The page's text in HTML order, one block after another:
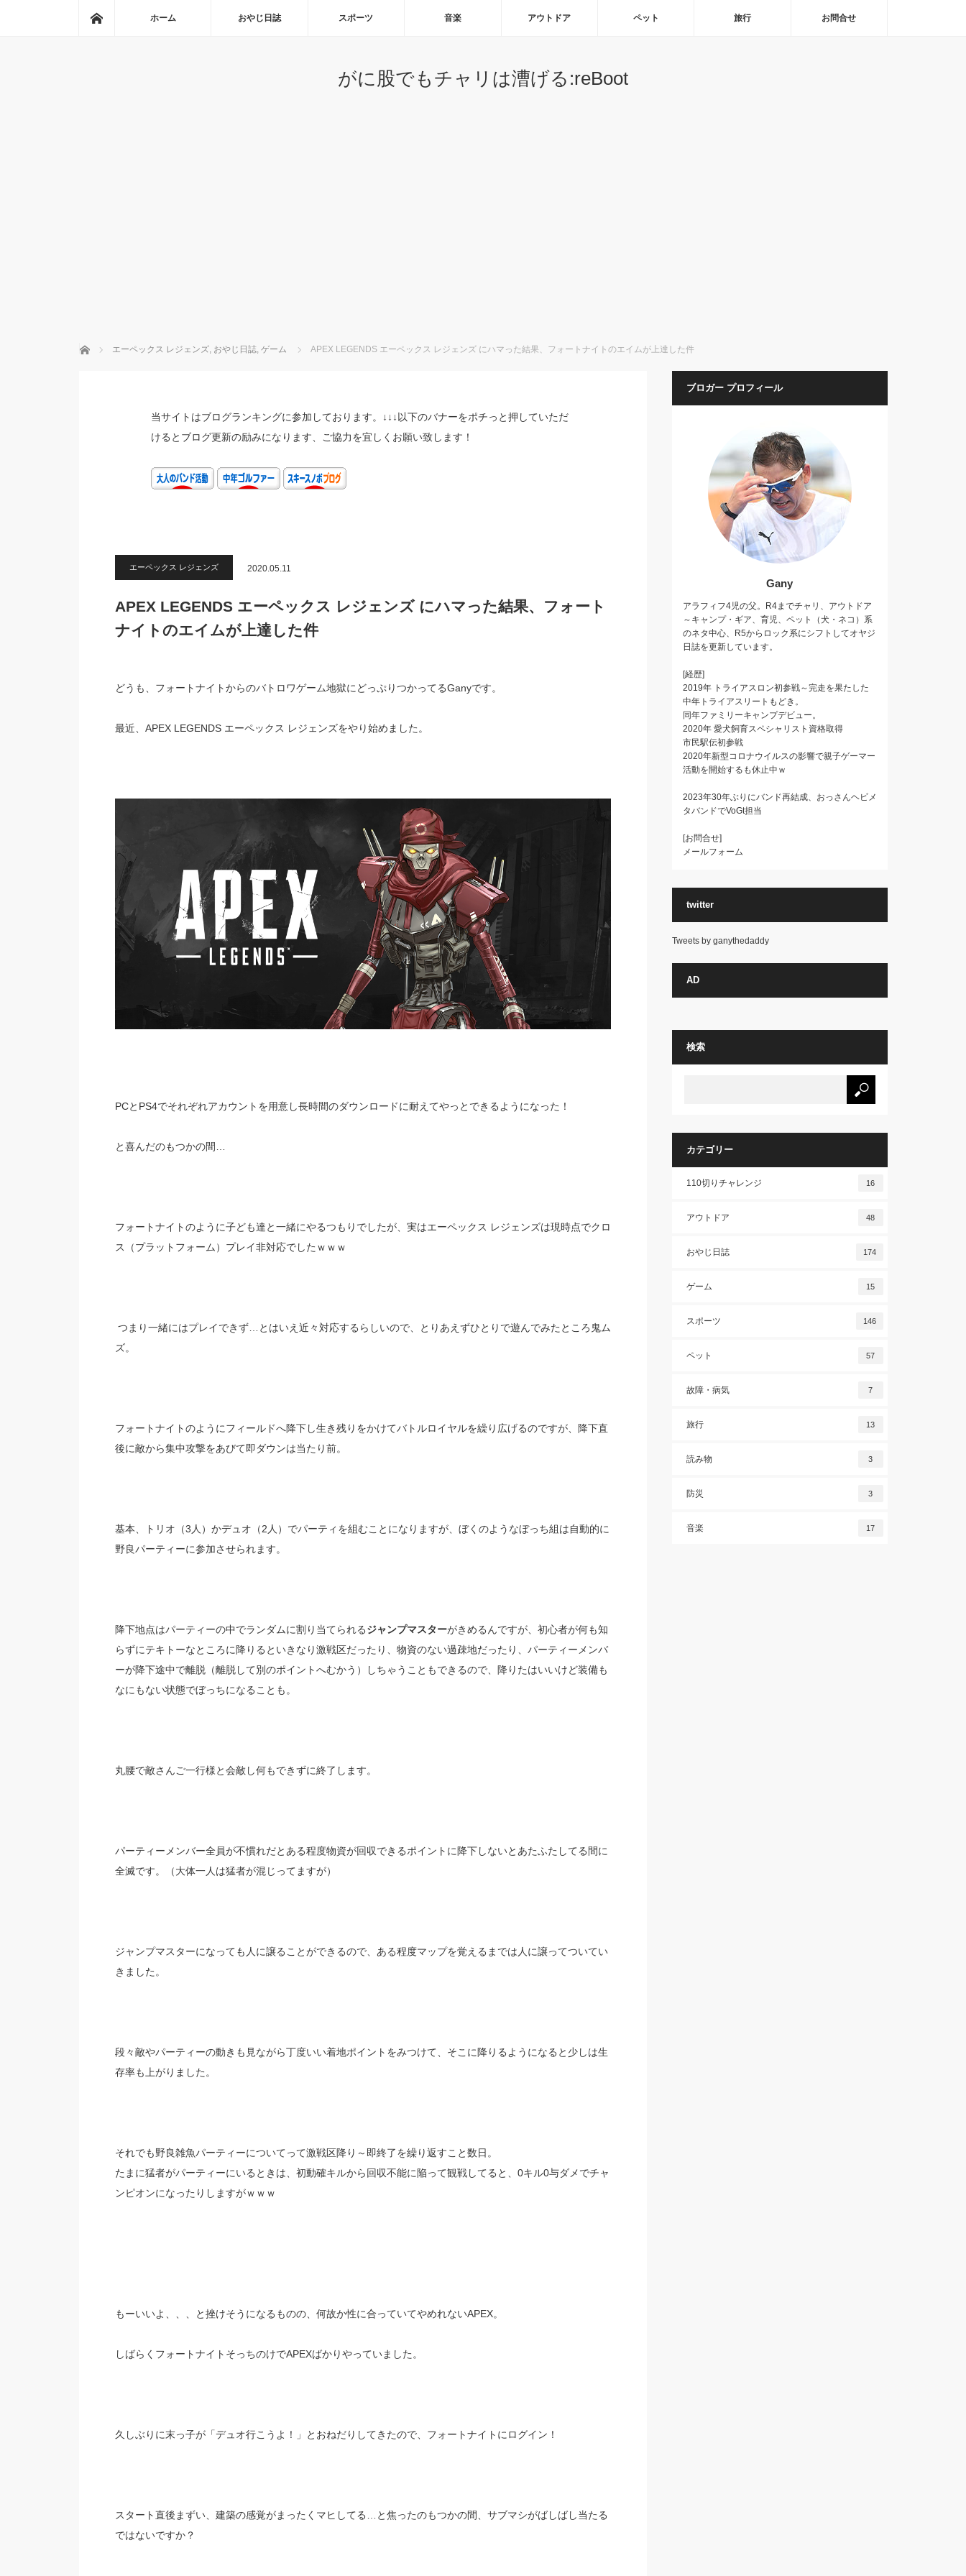
ホーム おやじ日誌 スポーツ 音楽 アウトドア ペット 旅行 お問合せ
がに股でもチャリは漕げる:reBoot
ホーム エーペックス レジェンズ, おやじ日誌, ゲーム APEX LEGENDS エーペックス レジェンズ にハマった結果、フォートナイトのエイムが上達した件
当サイトはブログランキングに参加しております。↓↓↓以下のバナーをポチっと押していただ
けるとブログ更新の励みになります、ご協力を宜しくお願い致します！
エーペックス レジェンズ 2020.05.11
APEX LEGENDS エーペックス レジェンズ にハマった結果、フォート
ナイトのエイムが上達した件
どうも、フォートナイトからのバトロワゲーム地獄にどっぷりつかってるGanyです。
最近、APEX LEGENDS エーペックス レジェンズをやり始めました。
PCとPS4でそれぞれアカウントを用意し長時間のダウンロードに耐えてやっとできるようになった！
と喜んだのもつかの間…
フォートナイトのように子ども達と一緒にやるつもりでしたが、実はエーペックス レジェンズは現時点でクロ
ス（プラットフォーム）プレイ非対応でしたｗｗｗ
つまり一緒にはプレイできず…とはいえ近々対応するらしいので、とりあえずひとりで遊んでみたところ鬼ム
ズ。
フォートナイトのようにフィールドへ降下し生き残りをかけてバトルロイヤルを繰り広げるのですが、降下直
後に敵から集中攻撃をあびて即ダウンは当たり前。
基本、トリオ（3人）かデュオ（2人）でパーティを組むことになりますが、ぼくのようなぼっち組は自動的に
野良パーティーに参加させられます。
降下地点はパーティーの中でランダムに割り当てられるジャンプマスターがきめるんですが、初心者が何も知
らずにテキトーなところに降りるといきなり激戦区だったり、物資のない過疎地だったり、パーティーメンバ
ーが降下途中で離脱（離脱して別のポイントへむかう）しちゃうこともできるので、降りたはいいけど装備も
なにもない状態でぼっちになることも。
丸腰で敵さんご一行様と会敵し何もできずに終了します。
パーティーメンバー全員が不慣れだとある程度物資が回収できるポイントに降下しないとあたふたしてる間に
全滅です。（大体一人は猛者が混じってますが）
ジャンプマスターになっても人に譲ることができるので、ある程度マップを覚えるまでは人に譲ってついてい
きました。
段々敵やパーティーの動きも見ながら丁度いい着地ポイントをみつけて、そこに降りるようになると少しは生
存率も上がりました。
それでも野良雑魚パーティーについてって激戦区降り～即終了を繰り返すこと数日。
たまに猛者がパーティーにいるときは、初動確キルから回収不能に陥って観戦してると、0キル0与ダメでチャ
ンピオンになったりしますがｗｗｗ
もーいいよ、、、と挫けそうになるものの、何故か性に合っていてやめれないAPEX。
しばらくフォートナイトそっちのけでAPEXばかりやっていました。
久しぶりに末っ子が「デュオ行こうよ！」とおねだりしてきたので、フォートナイトにログイン！
スタート直後まずい、建築の感覚がまったくマヒしてる…と焦ったのもつかの間、サブマシがばしばし当たる
ではないですか？
ブロガー プロフィール
Gany
アラフィフ4児の父。R4までチャリ、アウトドア
～キャンプ・ギア、育児、ペット（犬・ネコ）系
のネタ中心、R5からロック系にシフトしてオヤジ
日誌を更新しています。
[経歴]
2019年 トライアスロン初参戦～完走を果たした
中年トライアスリートもどき。
同年ファミリーキャンプデビュー。
2020年 愛犬飼育スペシャリスト資格取得
市民駅伝初参戦
2020年新型コロナウイルスの影響で親子ゲーマー
活動を開始するも休止中ｗ
2023年30年ぶりにバンド再結成、おっさんヘビメ
タバンドでVoGt担当
[お問合せ]
メールフォーム
twitter
Tweets by ganythedaddy
AD
検索
カテゴリー
110切りチャレンジ 16
アウトドア 48
おやじ日誌 174
ゲーム 15
スポーツ 146
ペット 57
故障・病気 7
旅行 13
読み物 3
防災 3
音楽 17